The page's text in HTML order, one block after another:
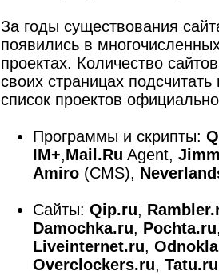
За годы существования
появились в
проектах. Количество
своих страницах
список проектов
Программы и скрипты:
IM+,Mail.Ru Agent,
Amiro (CMS),
Сайты: Qip.ru,
Damochka.ru, Pochta.ru
Liveinternet.ru,
Overclockers.ru, Tatu.ru